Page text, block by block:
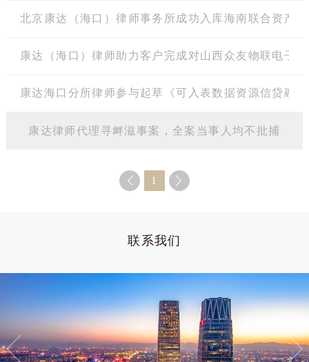
北京康达（海口）律师事务所成功入库海南联合资产
康达（海口）律师助力客户完成对山西众友物联电子
康达海口分所律师参与起草《可入表数据资源信贷融
康达律师代理寻衅滋事案，全案当事人均不批捕
1
联系我们